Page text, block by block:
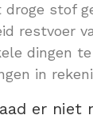
droge stof
restvoer
dingen
in
er niet